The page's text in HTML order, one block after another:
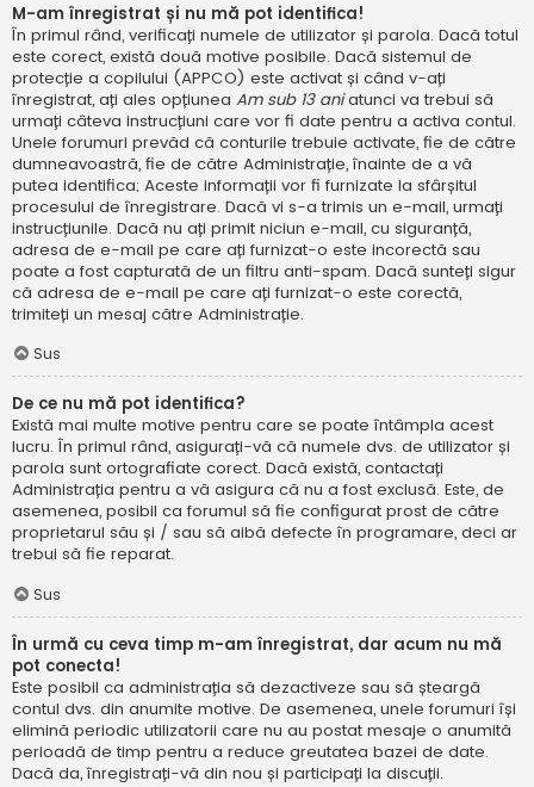
M-am înregistrat și nu mă pot identifica!
În primul rând, verificați numele de utilizator și parola. Dacă totul
este corect, există două motive posibile. Dacă sistemul de
protecție a copilului (APPCO) este activat și când v-ați
înregistrat, ați ales opțiunea Am sub 13 aniatunci va trebui să
urmați câteva instrucțiuni care vor fi date pentru a activa contul.
Unele forumuri prevăd că conturile trebuie activate, fie de către
dumneavoastră, fie de către Administrație, înainte de a vă
putea identifica; Aceste informații vor fi furnizate la sfârșitul
procesului de înregistrare. Dacă vi s-a trimis un e-mail, urmați
instrucțiunile. Dacă nu ați primit niciun e-mail, cu siguranță,
adresa de e-mail pe care ați furnizat-o este incorectă sau
poate a fost capturată de un filtru anti-spam. Dacă sunteți sigur
că adresa de e-mail pe care ați furnizat-o este corectă,
trimiteți un mesaj către Administrație.
Sus
De ce nu mă pot identifica?
Există mai multe motive pentru care se poate întâmpla acest
lucru. În primul rând, asigurați-vă că numele dvs. de utilizator și
parola sunt ortografiate corect. Dacă există, contactați
Administrația pentru a vă asigura că nu a fost exclusă. Este, de
asemenea, posibil ca forumul să fie configurat prost de către
proprietarul său și / sau să aibă defecte în programare, deci ar
trebui să fie reparat.
Sus
În urmă cu ceva timp m-am înregistrat, dar acum nu mă
pot conecta!
Este posibil ca administrația să dezactiveze sau să șteargă
contul dvs. din anumite motive. De asemenea, unele forumuri își
elimină periodic utilizatorii care nu au postat mesaje o anumită
perioadă de timp pentru a reduce greutatea bazei de date.
Dacă da, înregistrați-vă din nou și participați la discuții.